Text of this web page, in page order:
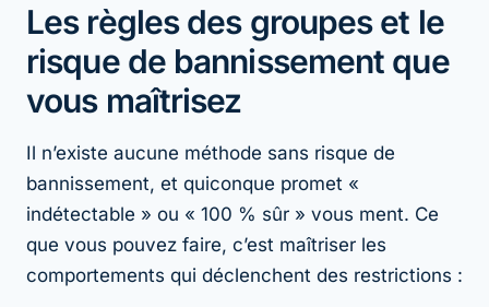
Les règles des groupes et le
risque de bannissement que
vous maîtrisez
Il n’existe aucune méthode sans risque de
bannissement, et quiconque promet «
indétectable » ou « 100 % sûr » vous ment. Ce
que vous pouvez faire, c’est maîtriser les
comportements qui déclenchent des restrictions :